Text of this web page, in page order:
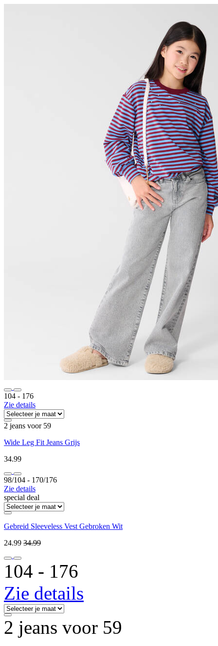
104 ‐ 176
Zie details
2 jeans voor 59
Wide Leg Fit Jeans Grijs
34.99
98/104 ‐ 170/176
Zie details
special deal
Gebreid Sleeveless Vest Gebroken Wit
24.99 34.99
104 ‐ 176
Zie details
2 jeans voor 59